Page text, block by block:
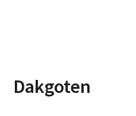
Dakgoten